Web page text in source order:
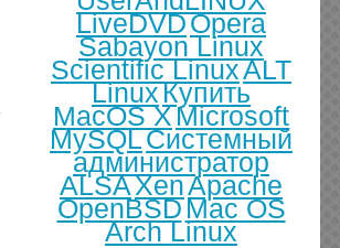
LiveDVDOpera
Sabayon Linux
Scientific LinuxALT
LinuxКупить
MacOS XMicrosoft
MySQLСистемный
администратор
ALSAXenApache
OpenBSD Mac OS
Arch Linux